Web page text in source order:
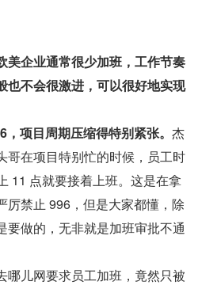
美企业通常很少加班，工作节奏
也不会很激进，可以很好地实现
项目周期压缩得特别紧张。 杰
哥在项目特别忙的时候，员工时
11 点就要接着上班。这是在拿
厉禁止 996，但是大家都懂，除
要做的，无非就是加班审批不通
哪儿网要求员工加班，竟然只被